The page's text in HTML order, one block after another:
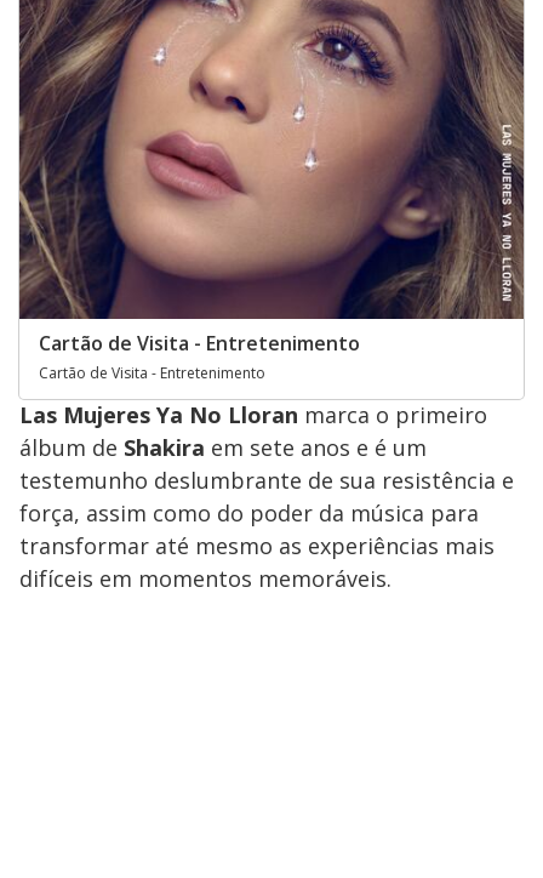
Cartão de Visita - Entretenimento
Cartão de Visita - Entretenimento
Las Mujeres Ya No Lloran marca o primeiro
álbum de Shakira em sete anos e é um
testemunho deslumbrante de sua resistência e
força, assim como do poder da música para
transformar até mesmo as experiências mais
difíceis em momentos memoráveis.